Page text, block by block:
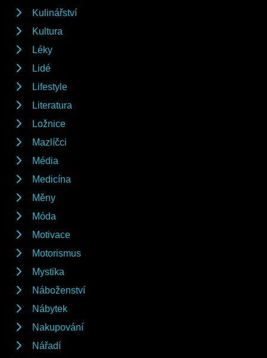
Kulinářství
Kultura
Léky
Lidé
Lifestyle
Literatura
Ložnice
Mazlíčci
Média
Medicína
Měny
Móda
Motivace
Motorismus
Mystika
Náboženství
Nábytek
Nakupování
Nářadí